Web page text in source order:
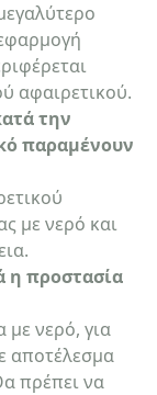
αφαιρετικού.
την
παραμένουν
με νερό και
η προστασία
με νερό, για
αποτέλεσμα
πρέπει να